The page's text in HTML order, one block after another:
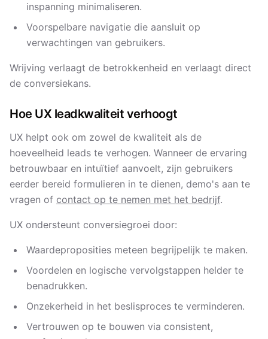
inspanning minimaliseren.
Voorspelbare navigatie die aansluit op
verwachtingen van gebruikers.
Wrijving verlaagt de betrokkenheid en verlaagt direct
de conversie­kans.
Hoe UX leadkwaliteit verhoogt
UX helpt ook om zowel de kwaliteit als de
hoeveelheid leads te verhogen. Wanneer de ervaring
betrouwbaar en intuïtief aanvoelt, zijn gebruikers
eerder bereid formulieren in te dienen, demo's aan te
vragen of contact op te nemen met het bedrijf.
UX ondersteunt conversiegroei door:
Waardeproposities meteen begrijpelijk te maken.
Voordelen en logische vervolgstappen helder te
benadrukken.
Onzekerheid in het beslisproces te verminderen.
Vertrouwen op te bouwen via consistent,